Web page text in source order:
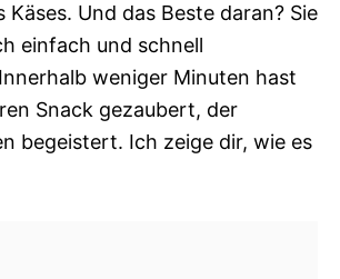
Käses. Und das Beste daran? Sie
einfach und schnell
weniger Minuten hast
Snack gezaubert, der
begeistert. Ich zeige dir, wie es